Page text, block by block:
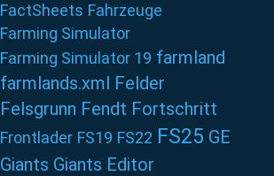
FactSheets Fahrzeuge
Farming Simulator
Farming Simulator 19 farmland
farmlands.xml Felder
Felsgrunn Fendt Fortschritt
Frontlader FS19 FS22 FS25 GE
Giants Giants Editor